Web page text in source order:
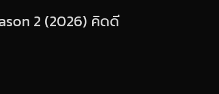
2 (2026) คิดดี